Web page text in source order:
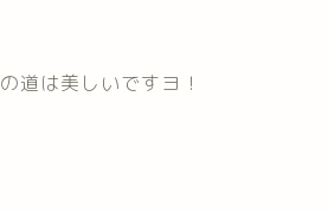
の道は美しいですヨ！